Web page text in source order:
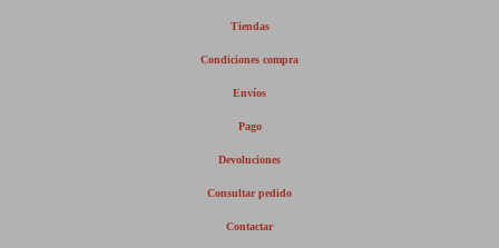
Tiendas
Condiciones compra
Envíos
Pago
Devoluciones
Consultar pedido
Contactar